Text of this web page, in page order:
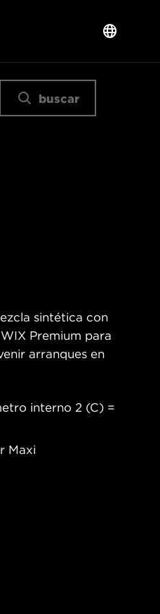
buscar
sintética con
Premium para
arranques en
interno 2 (C) =
Maxi